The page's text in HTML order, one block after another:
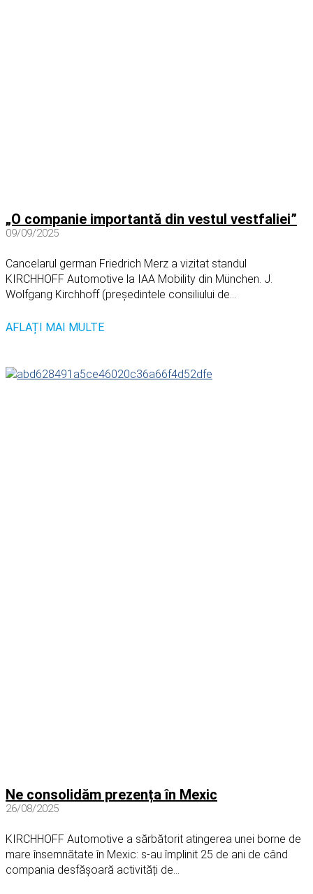
„O companie importantă din vestul vestfaliei”
09/09/2025
Cancelarul german Friedrich Merz a vizitat standul
KIRCHHOFF Automotive la IAA Mobility din München. J.
Wolfgang Kirchhoff (președintele consiliului de...
AFLAȚI MAI MULTE
Ne consolidăm prezența în Mexic
26/08/2025
KIRCHHOFF Automotive a sărbătorit atingerea unei borne de
mare însemnătate în Mexic: s-au împlinit 25 de ani de când
compania desfășoară activități de...